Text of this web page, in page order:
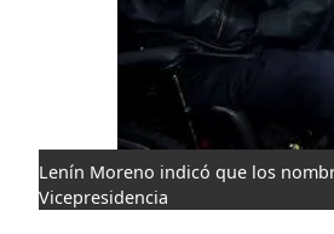
Lenín Moreno indicó que los
Vicepresidencia